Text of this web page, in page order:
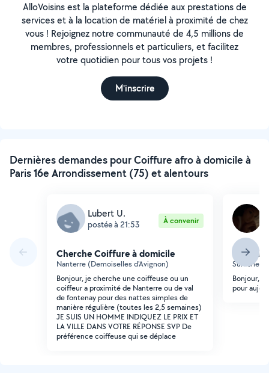
AlloVoisins est la plateforme dédiée aux prestations de
services et à la location de matériel à proximité de chez
vous ! Rejoignez notre communauté de 4,5 millions de
membres, professionnels et particuliers, et facilitez
votre quotidien pour tous vos projets !
M'inscrire
Dernières demandes pour Coiffure afro à domicile à
Paris 16e Arrondissement (75) et alentours
Lubert U.
postée à 21:53 À convenir
Cherche Coiffure à domicile
Nanterre (Demoiselles d'Avignon)
Bonjour, je cherche une coiffeuse ou un
coiffeur a proximité de Nanterre ou de val
de fontenay pour des nattes simples de
manière régulière (toutes les 2,5 semaines)
JE SUIS UN HOMME INDIQUEZ LE PRIX ET
LA VILLE DANS VOTRE RÉPONSE SVP De
préférence coiffeuse qui se déplace
Suresnes
Bonjour,
pour